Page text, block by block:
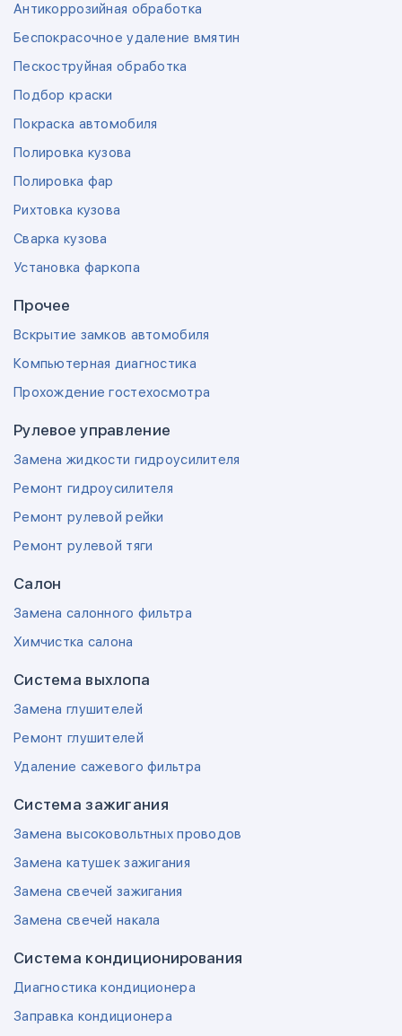
Антикоррозийная обработка
Беспокрасочное удаление вмятин
Пескоструйная обработка
Подбор краски
Покраска автомобиля
Полировка кузова
Полировка фар
Рихтовка кузова
Сварка кузова
Установка фаркопа
Прочее
Вскрытие замков автомобиля
Компьютерная диагностика
Прохождение гостехосмотра
Рулевое управление
Замена жидкости гидроусилителя
Ремонт гидроусилителя
Ремонт рулевой рейки
Ремонт рулевой тяги
Салон
Замена салонного фильтра
Химчистка салона
Система выхлопа
Замена глушителей
Ремонт глушителей
Удаление сажевого фильтра
Система зажигания
Замена высоковольтных проводов
Замена катушек зажигания
Замена свечей зажигания
Замена свечей накала
Система кондиционирования
Диагностика кондиционера
Заправка кондиционера